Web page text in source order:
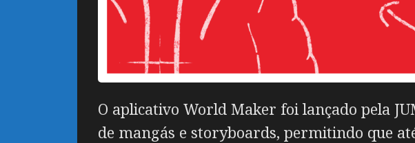
O aplicativo World Maker foi lançado pela
de mangás e storyboards, permitindo que